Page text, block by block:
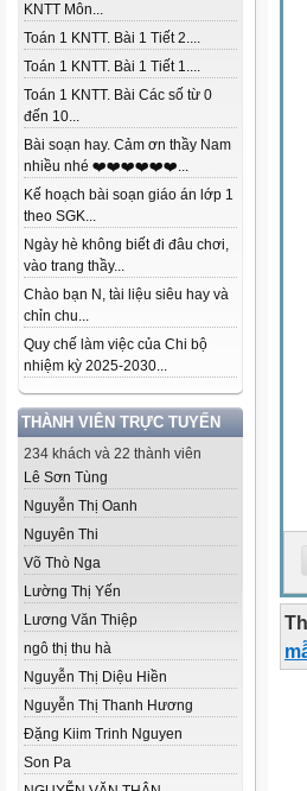
KNTT Môn...
Toán 1 KNTT. Bài 1 Tiết 2....
Toán 1 KNTT. Bài 1 Tiết 1....
Toán 1 KNTT. Bài Các số từ 0
đến 10...
Bài soạn hay. Cảm ơn thầy Nam
nhiều nhé ❤️❤️❤️❤️❤️❤️...
Kế hoạch bài soạn giáo án lớp 1
theo SGK...
Ngày hè không biết đi đâu chơi,
vào trang thầy...
Chào bạn N, tài liệu siêu hay và
chỉn chu...
Quy chế làm việc của Chi bộ
nhiệm kỳ 2025-2030...
THÀNH VIÊN TRỰC TUYẾN
234 khách và 22 thành viên
Lê Sơn Tùng
Nguyễn Thị Oanh
Nguyên Thi
Võ Thò Nga
Lường Thị Yến
Lương Văn Thiệp
ngô thị thu hà
Nguyễn Thị Diệu Hiền
Nguyễn Thị Thanh Hương
Đặng Kiim Trinh Nguyen
Son Pa